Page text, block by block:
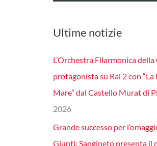
Ultime notizie
L’Orchestra Filarmonica
protagonista su Rai 2 con
Mare” dal Castello Murat di
2026
Grande successo per
Giunti: Sangineto presenta il